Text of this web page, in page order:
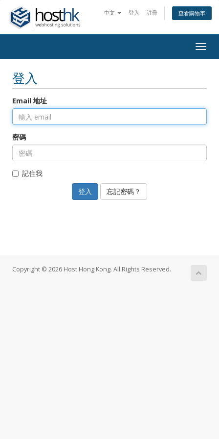
中文 登入 註冊 查看購物車
登入
Email 地址
密碼
記住我
忘記密碼？
Copyright © 2026 Host Hong Kong. All Rights Reserved.